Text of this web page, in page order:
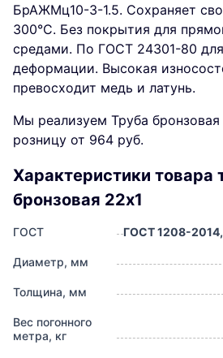
БрАЖМц10-3-1.5. Сохраняет
300°C. Без покрытия для
средами. По ГОСТ 24301-80
деформации. Высокая
превосходит медь и латунь.
Мы реализуем Труба
розницу от 964 руб.
Характеристики товара
бронзовая 22х1
ГОСТ ГОСТ 1208-
Диаметр, мм
Толщина, мм
Вес погонного
метра, кг